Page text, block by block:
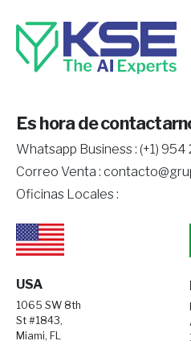
Es hora de
Whatsapp Business : (+1) 954
Correo Venta :
Oficinas Locales :
USA
1065 SW 8th
St #1843,
Miami, FL